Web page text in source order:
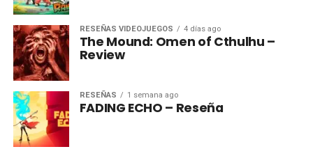
RESEÑAS VIDEOJUEGOS 4 días ago
The Mound: Omen of Cthulhu –
Review
RESEÑAS 1 semana ago
FADING ECHO – Reseña